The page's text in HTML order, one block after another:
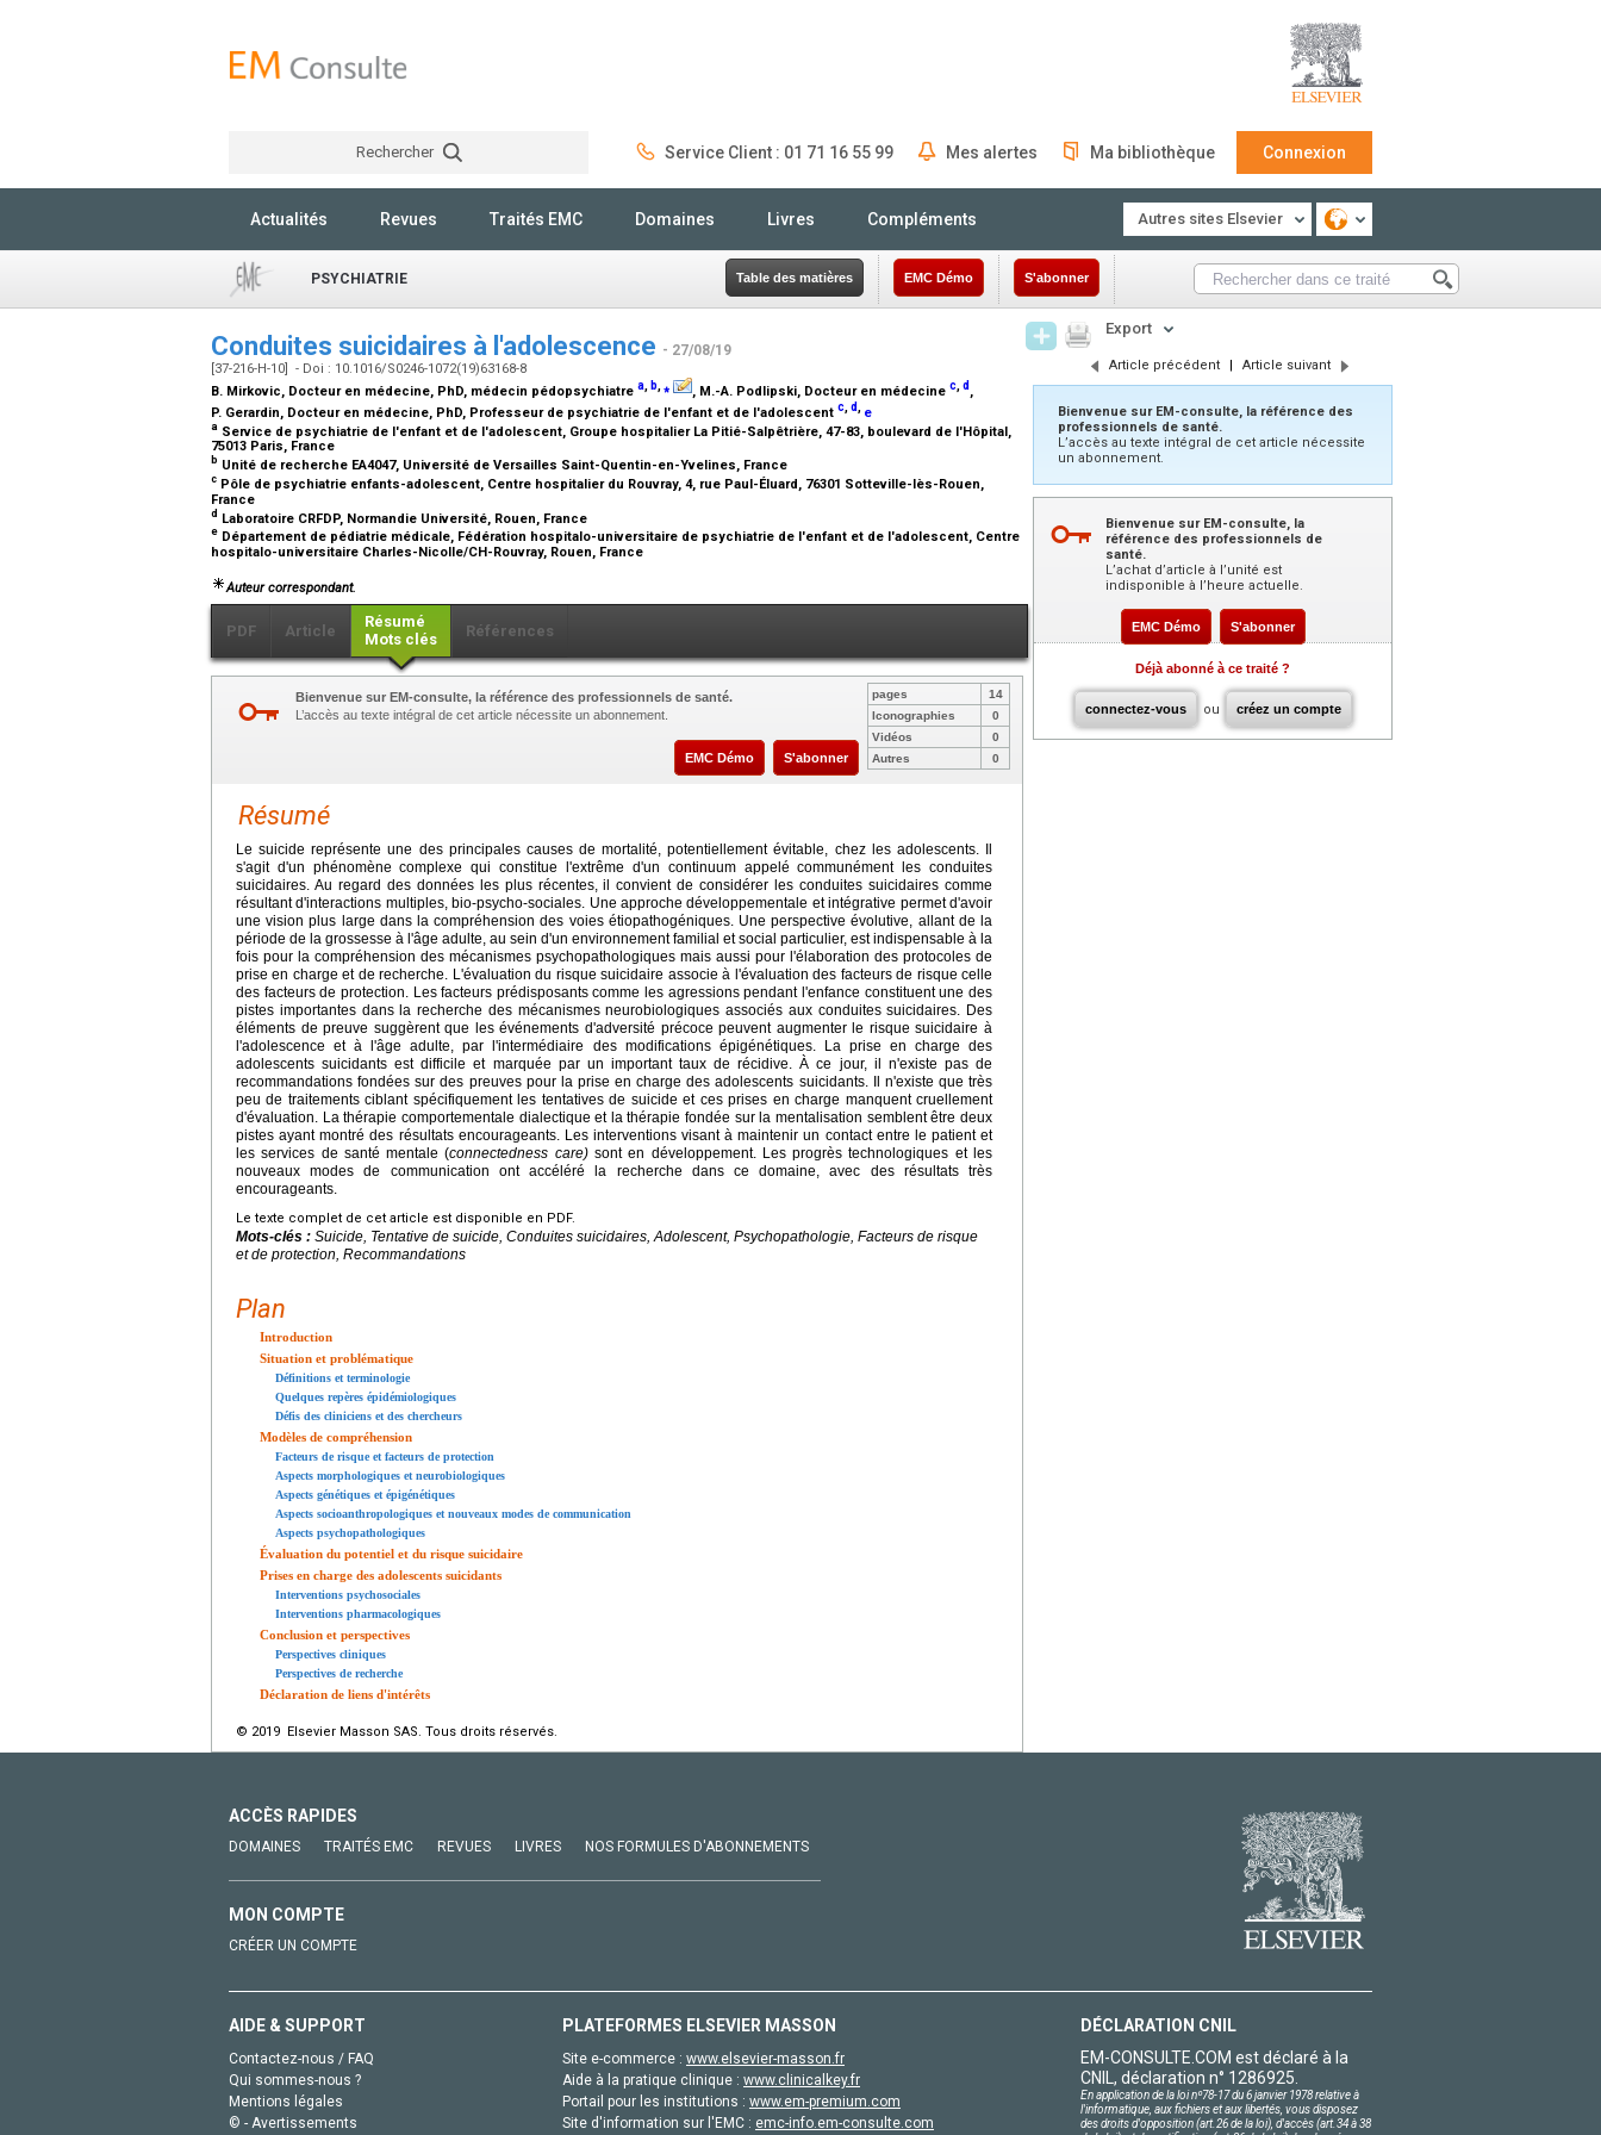
Rechercher Service Client : 01 71 16 55 99 Mes alertes Ma bibliothèque Connexion
Actualités Revues Traités EMC Domaines Livres Compléments Autres sites Elsevier
PSYCHIATRIE Table des matières EMC Démo S'abonner
Conduites suicidaires à l'adolescence - 27/08/19
[37-216-H-10] - Doi : 10.1016/S0246-1072(19)63168-8
B. Mirkovic, Docteur en médecine, PhD, médecin pédopsychiatre a, b,⁎ , M.-A. Podlipski, Docteur en médecine c,d ,
P. Gerardin, Docteur en médecine, PhD, Professeur de psychiatrie de l'enfant et de l'adolescent c d e
a Service de psychiatrie de l'enfant et de l'adolescent, Groupe hospitalier La Pitié-Salpêtrière, 47-83, boulevard de l'Hôpital,
75013 Paris, France
b Unité de recherche EA4047, Université de Versailles Saint-Quentin-en-Yvelines, France
c Pôle de psychiatrie enfants-adolescent, Centre hospitalier du Rouvray, 4, rue Paul-Éluard, 76301 Sotteville-lès-Rouen,
France
d Laboratoire CRFDP, Normandie Université, Rouen, France
e Département de pédiatrie médicale, Fédération hospitalo-universitaire de psychiatrie de l'enfant et de l'adolescent, Centre
hospitalo-universitaire Charles-Nicolle/CH-Rouvray, Rouen, France
Auteur correspondant.
PDF Article
Résumé
Mots clés
Références
Bienvenue sur EM-consulte, la référence des professionnels de santé.
L’accès au texte intégral de cet article nécessite un abonnement.
EMC Démo S'abonner
pages
14
Iconographies
0
Vidéos
0
Autres
0
Résumé
Le suicide représente une des principales causes de mortalité, potentiellement évitable, chez les adolescents. Il
s'agit d'un phénomène complexe qui constitue l'extrême d'un continuum appelé communément les conduites
suicidaires. Au regard des données les plus récentes, il convient de considérer les conduites suicidaires comme
résultant d'interactions multiples, bio-psycho-sociales. Une approche développementale et intégrative permet d'avoir
une vision plus large dans la compréhension des voies étiopathogéniques. Une perspective évolutive, allant de la
période de la grossesse à l'âge adulte, au sein d'un environnement familial et social particulier, est indispensable à la
fois pour la compréhension des mécanismes psychopathologiques mais aussi pour l'élaboration des protocoles de
prise en charge et de recherche. L'évaluation du risque suicidaire associe à l'évaluation des facteurs de risque celle
des facteurs de protection. Les facteurs prédisposants comme les agressions pendant l'enfance constituent une des
pistes importantes dans la recherche des mécanismes neurobiologiques associés aux conduites suicidaires. Des
éléments de preuve suggèrent que les événements d'adversité précoce peuvent augmenter le risque suicidaire à
l'adolescence et à l'âge adulte, par l'intermédiaire des modifications épigénétiques. La prise en charge des
adolescents suicidants est difficile et marquée par un important taux de récidive. À ce jour, il n'existe pas de
recommandations fondées sur des preuves pour la prise en charge des adolescents suicidants. Il n'existe que très
peu de traitements ciblant spécifiquement les tentatives de suicide et ces prises en charge manquent cruellement
d'évaluation. La thérapie comportementale dialectique et la thérapie fondée sur la mentalisation semblent être deux
pistes ayant montré des résultats encourageants. Les interventions visant à maintenir un contact entre le patient et
les services de santé mentale (connectedness care)sont en développement. Les progrès technologiques et les
nouveaux modes de communication ont accéléré la recherche dans ce domaine, avec des résultats très
encourageants.
Le texte complet de cet article est disponible en PDF.
Mots-clés : Suicide, Tentative de suicide, Conduites suicidaires, Adolescent, Psychopathologie, Facteurs de risque
et de protection, Recommandations
Plan
Introduction
Situation et problématique
Définitions et terminologie
Quelques repères épidémiologiques
Défis des cliniciens et des chercheurs
Modèles de compréhension
Facteurs de risque et facteurs de protection
Aspects morphologiques et neurobiologiques
Aspects génétiques et épigénétiques
Aspects socioanthropologiques et nouveaux modes de communication
Aspects psychopathologiques
Évaluation du potentiel et du risque suicidaire
Prises en charge des adolescents suicidants
Interventions psychosociales
Interventions pharmacologiques
Conclusion et perspectives
Perspectives cliniques
Perspectives de recherche
Déclaration de liens d'intérêts
© 2019 Elsevier Masson SAS. Tous droits réservés.
Export
Article précédent | Article suivant
Bienvenue sur EM-consulte, la référence des
professionnels de santé.
L’accès au texte intégral de cet article nécessite
un abonnement.
Bienvenue sur EM-consulte, la
référence des professionnels de
santé.
L’achat d’article à l’unité est
indisponible à l’heure actuelle.
EMC Démo S'abonner
Déjà abonné à ce traité ?
connectez-vous ou créez un compte
ACCÈS RAPIDES
DOMAINES TRAITÉS EMC REVUES LIVRES NOS FORMULES D'ABONNEMENTS
MON COMPTE
CRÉER UN COMPTE
AIDE & SUPPORT
Contactez-nous / FAQ
Qui sommes-nous ?
Mentions légales
© - Avertissements
PLATEFORMES ELSEVIER MASSON
Site e-commerce : www.elsevier-masson.fr
Aide à la pratique clinique : www.clinicalkey.fr
Portail pour les institutions : www.em-premium.com
Site d'information sur l'EMC : emc-info.em-consulte.com
DÉCLARATION CNIL
EM-CONSULTE.COM est déclaré à la
CNIL, déclaration n° 1286925.
En application de la loi nº78-17 du 6 janvier 1978 relative à
l'informatique, aux fichiers et aux libertés, vous disposez
des droits d'opposition (art.26 de la loi), d'accès (art.34 à 38